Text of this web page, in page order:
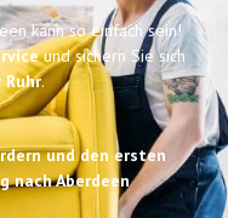
kann so einfach sein!
und sichern Sie sich
.
und den ersten
nach Aberdeen